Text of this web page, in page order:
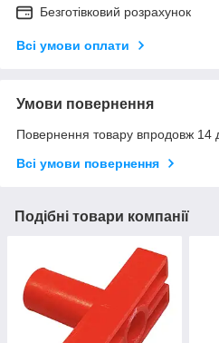
Безготівковий розрахунок
Всі умови оплати
Умови повернення
Повернення товару впродовж 14
Всі умови повернення
Подібні товари компанії